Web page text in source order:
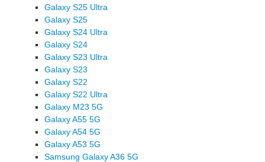
Galaxy S25 Ultra
Galaxy S25
Galaxy S24 Ultra
Galaxy S24
Galaxy S23 Ultra
Galaxy S23
Galaxy S22
Galaxy S22 Ultra
Galaxy M23 5G
Galaxy A55 5G
Galaxy A54 5G
Galaxy A53 5G
Samsung Galaxy A36 5G